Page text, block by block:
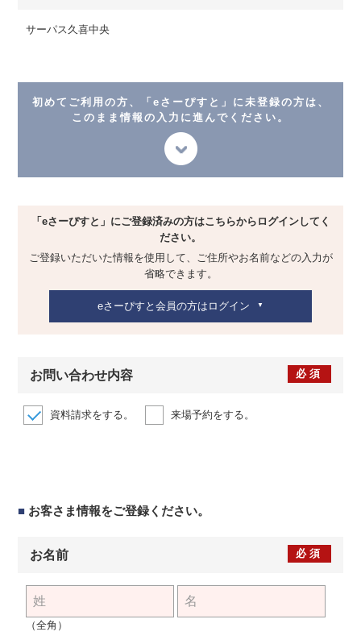
サーパス久喜中央
初めてご利用の方、「eさーぴすと」に未登録の方は、
このまま情報の入力に進んでください。
「eさーぴすと」にご登録済みの方はこちらからログインしてく
ださい。
ご登録いただいた情報を使用して、
ご住所やお名前などの入力が
省略できます。
eさーぴすと会員の方はログイン
お問い合わせ内容 必須
資料請求をする。 来場予約をする。
■ お客さま情報をご登録ください。
必須
お名前
（全角）